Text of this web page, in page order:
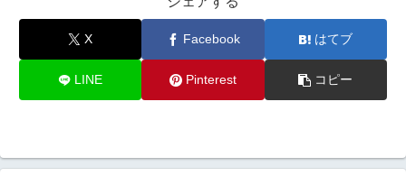
X Facebook はてブ
LINE Pinterest コピー